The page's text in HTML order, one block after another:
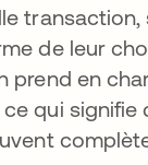
de leur
prend en
qui signifie